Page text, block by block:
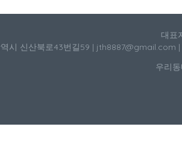
대표
시 신산북로43번길59 | jth8887@gmail.com
우리